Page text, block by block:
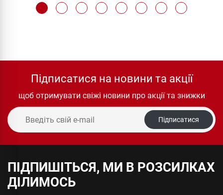
Підписатися на новини та акції
щоб отримувати свіжі новини про акції та знижки
Підписатися
ПІДПИШІТЬСЯ, МИ В РОЗСИЛКАХ
ДІЛИМОСЬ